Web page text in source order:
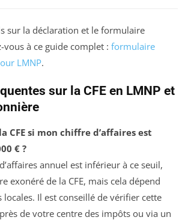
sur la déclaration et le formulaire
à ce guide complet : formulaire
LMNP.
sur la CFE en LMNP et
CFE si mon chiffre d’affaires est
€ ?
annuel est inférieur à ce seuil,
exonéré de la CFE, mais cela dépend
locales. Il est conseillé de vérifier cette
de votre centre des impôts ou via un